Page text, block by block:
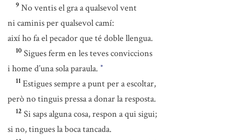
9 No ventis el gra a qualsevol vent
ni caminis per qualsevol camí:
així ho fa el pecador que té doble llengua.
10 Sigues ferm en les teves conviccions
i home d’una sola paraula. *
11 Estigues sempre a punt per a escoltar,
però no tinguis pressa a donar la resposta.
12 Si saps alguna cosa, respon a qui sigui;
si no, tingues la boca tancada.